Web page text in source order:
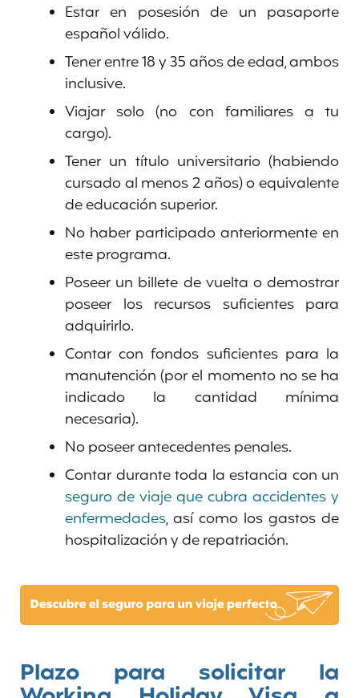
Estar en posesión de un pasaporte
español válido.
Tener entre 18 y 35 años de edad, ambos
inclusive.
Viajar solo (no con familiares a tu
cargo).
Tener un título universitario (habiendo
cursado al menos 2 años) o equivalente
de educación superior.
No haber participado anteriormente en
este programa.
Poseer un billete de vuelta o demostrar
poseer los recursos suficientes para
adquirirlo.
Contar con fondos suficientes para la
manutención (por el momento no se ha
indicado la cantidad mínima
necesaria).
No poseer antecedentes penales.
Contar durante toda la estancia con un
seguro de viaje que cubra accidentes y
enfermedades, así como los gastos de
hospitalización y de repatriación.
Plazo para solicitar la